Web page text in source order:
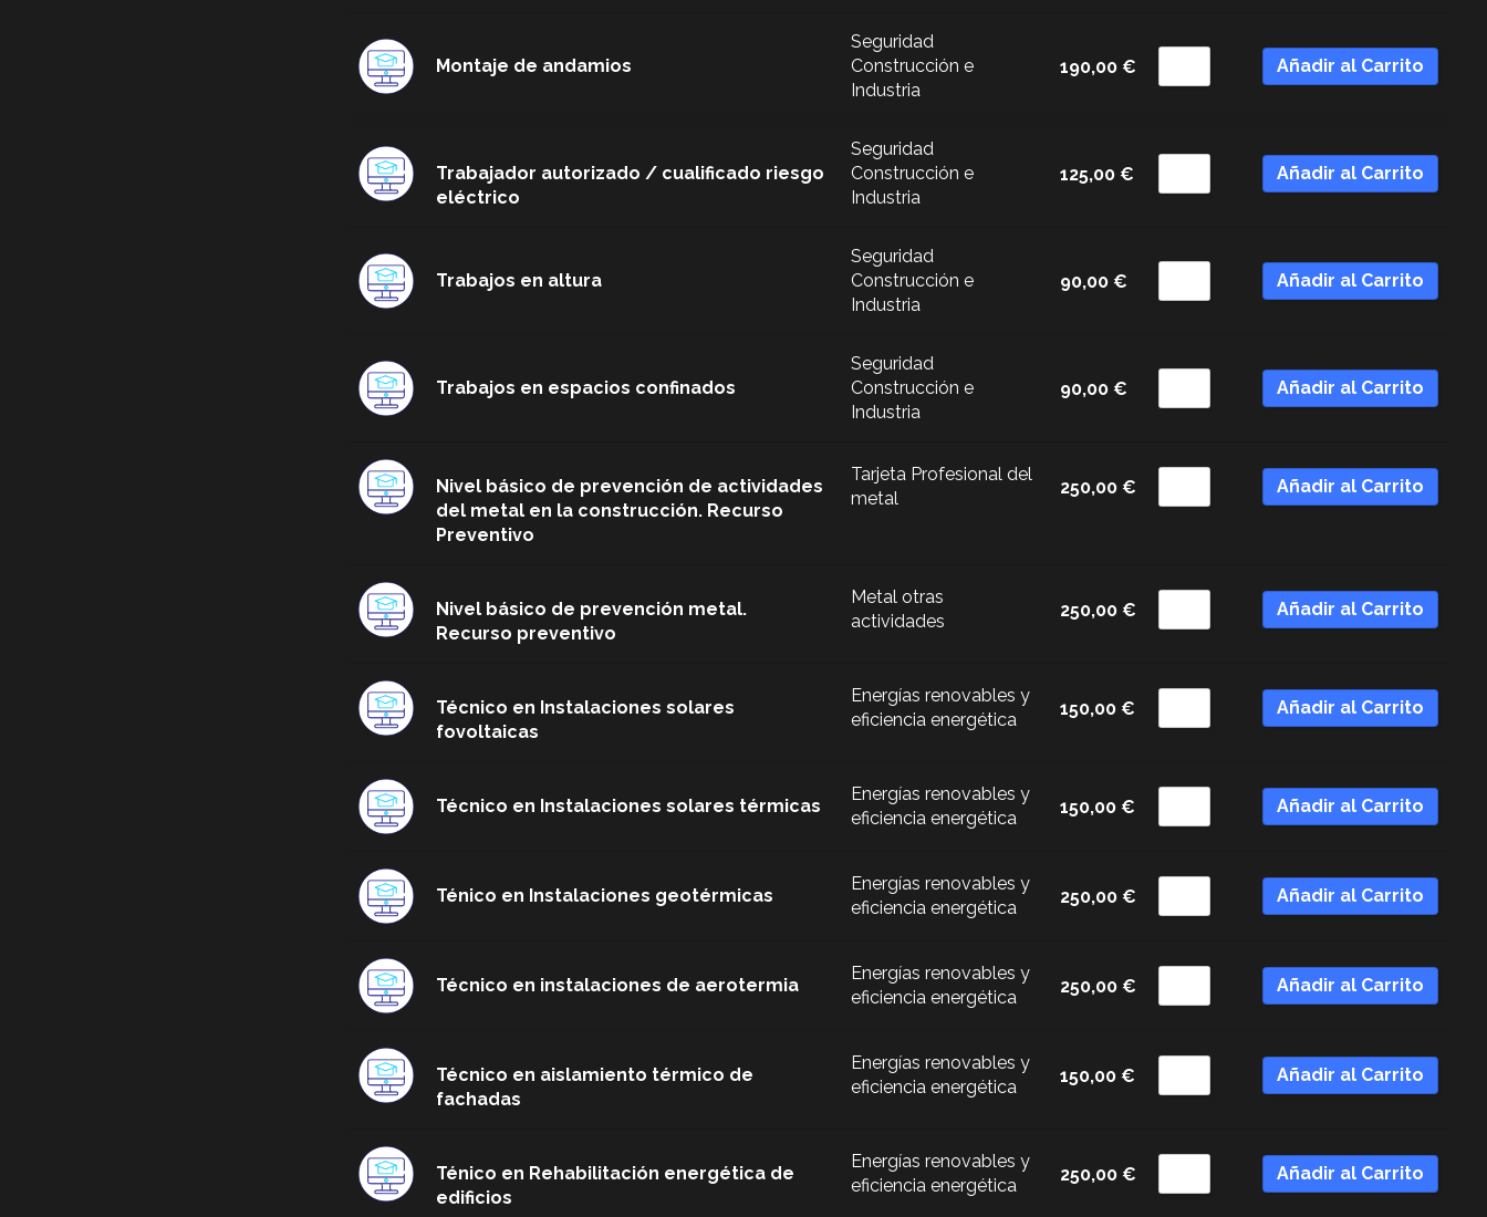
Montaje de andamios
Seguridad
Construcción e
Industria
190,00 € Añadir al Carrito
Trabajador autorizado / cualificado riesgo
eléctrico
Seguridad
Construcción e
Industria
125,00 € Añadir al Carrito
Trabajos en altura
Seguridad
Construcción e
Industria
90,00 € Añadir al Carrito
Trabajos en espacios confinados
Seguridad
Construcción e
Industria
90,00 € Añadir al Carrito
Nivel básico de prevención de actividades
del metal en la construcción. Recurso
Preventivo
Tarjeta Profesional del
metal
250,00 € Añadir al Carrito
Nivel básico de prevención metal.
Recurso preventivo
Metal otras
actividades
250,00 € Añadir al Carrito
Técnico en Instalaciones solares
fovoltaicas
Energías renovables y
eficiencia energética
150,00 € Añadir al Carrito
Técnico en Instalaciones solares térmicas
Energías renovables y
eficiencia energética
150,00 € Añadir al Carrito
Ténico en Instalaciones geotérmicas
Energías renovables y
eficiencia energética
250,00 € Añadir al Carrito
Técnico en instalaciones de aerotermia
Energías renovables y
eficiencia energética
250,00 € Añadir al Carrito
Técnico en aislamiento térmico de
fachadas
Energías renovables y
eficiencia energética
150,00 € Añadir al Carrito
Ténico en Rehabilitación energética de
edificios
Energías renovables y
eficiencia energética
250,00 € Añadir al Carrito